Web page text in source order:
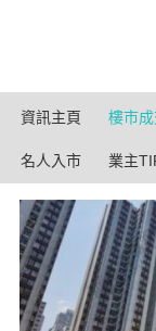
資訊主頁 樓市
名人入市 業主